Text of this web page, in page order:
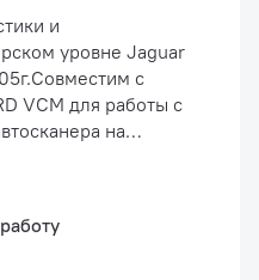
и
уровне Jaguar
с
VCM для работы c
на
Вывод